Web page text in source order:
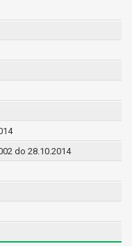
do 28.10.2014
obowiązków i
instytucje
osoby, której
w
w ramach
dane osobowe
na podstawie
w zakresie i celu
danych w celu
mogą być